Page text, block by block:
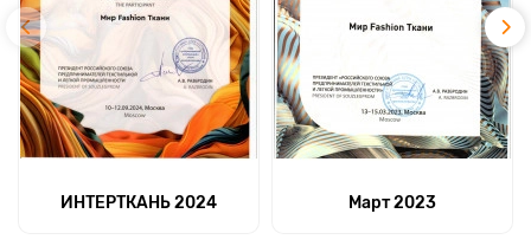
ИНТЕРТКАНЬ 2024 Март 2023